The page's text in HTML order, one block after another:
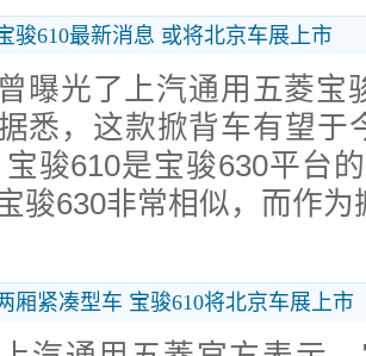
骏610最新消息 或将北京车展上市
曝光了上汽通用五菱宝
悉，这款掀背车有望于
宝骏610是宝骏630平台
骏630非常相似，而作为
厢紧凑型车 宝骏610将北京车展上市